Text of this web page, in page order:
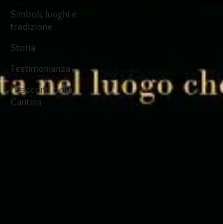
Simboli, luoghi e
tradizione
Storia
Testimonianza
I Racconti della
Cantina